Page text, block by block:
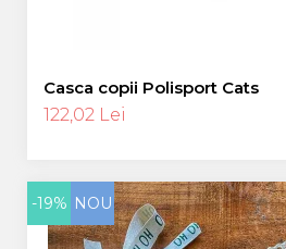
Casca copii Polisport Cats
122,02 Lei
-19% NOU